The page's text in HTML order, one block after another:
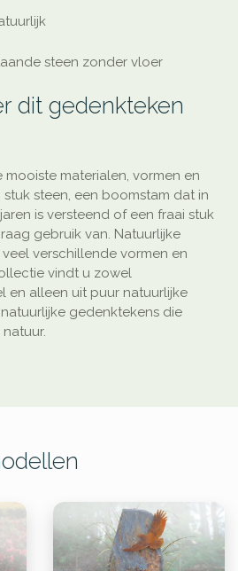
steen zonder vloer
dit gedenkteken
materialen, vormen en
steen, een boomstam dat in
is versteend of een fraai stuk
gebruik van. Natuurlijke
verschillende vormen en
vindt u zowel
en alleen uit puur natuurlijke
gedenktekens die